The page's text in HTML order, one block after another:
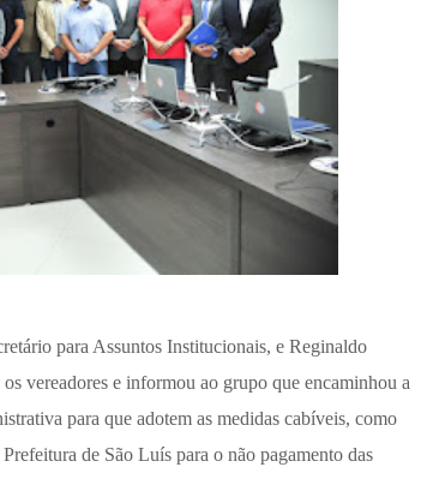
para Assuntos Institucionais, e Reginaldo
vereadores e informou ao grupo que encaminhou a
para que adotem as medidas cabíveis, como
de São Luís para o não pagamento das